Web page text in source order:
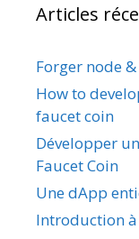
Articles
Forger node
How to
faucet coin
Développer
Faucet Coin
Une dApp
Introduction à